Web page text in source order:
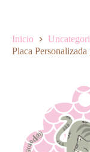
Inicio
Placa